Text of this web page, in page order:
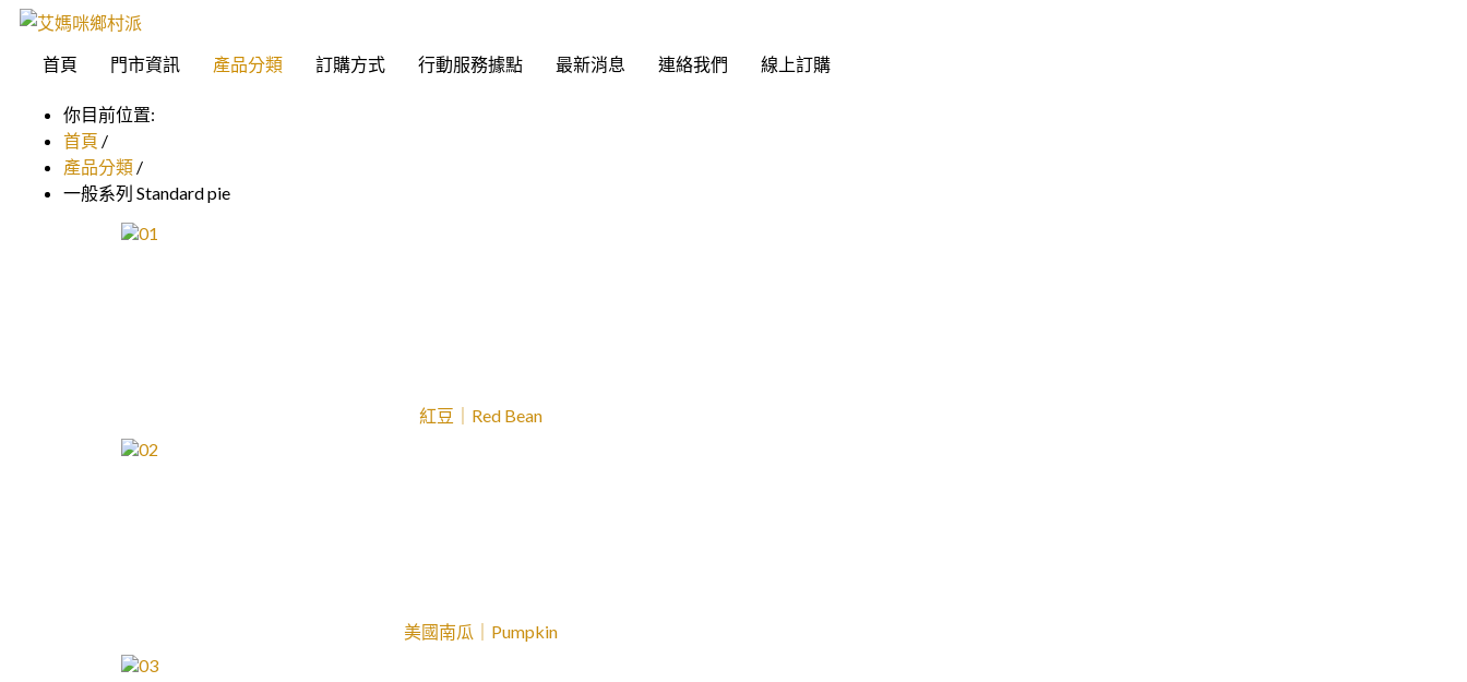
首頁 門市資訊 產品分類 訂購方式 行動服務據點 最新消息 連絡我們 線上訂購
你目前位置:
首頁 /
產品分類 /
一般系列 Standard pie
紅豆｜Red Bean
美國南瓜｜Pumpkin